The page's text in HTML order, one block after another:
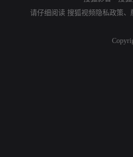
请仔细阅读 搜狐视频隐私政策、